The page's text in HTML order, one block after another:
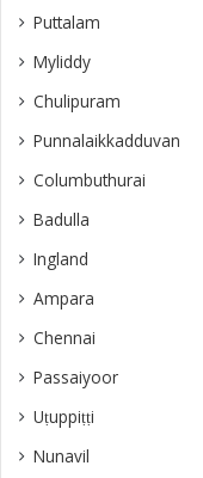
Chennai
Passaiyoor
Uṭuppiṭṭi
Nunavil
Mirusuvil
Navathkuli
Vasavilan
Kayts
Nelliady
Naranthanai
Kadduvan
Koddadi